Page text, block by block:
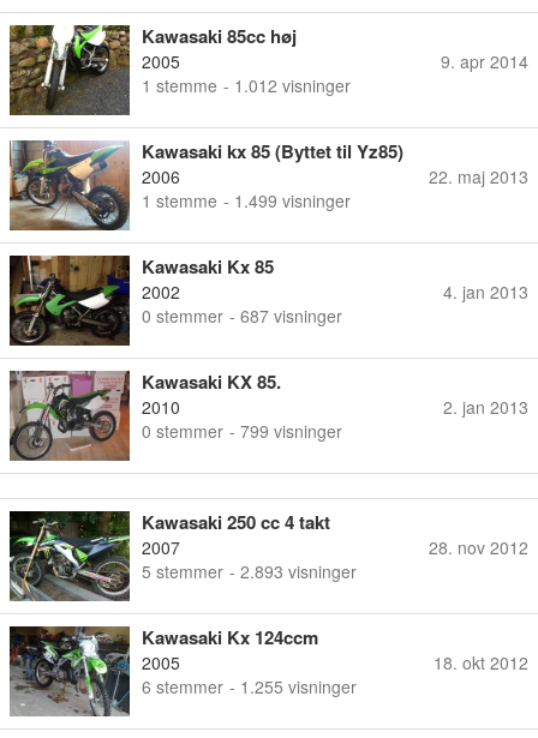
Kawasaki 85cc høj
2005
1 stemme - 1.012 visninger
9. apr 2014
Kawasaki kx 85 (Byttet til Yz85)
2006
1 stemme - 1.499 visninger
22. maj 2013
Kawasaki Kx 85
2002
0 stemmer - 687 visninger
4. jan 2013
Kawasaki KX 85.
2010
0 stemmer - 799 visninger
2. jan 2013
Kawasaki 250 cc 4 takt
2007
5 stemmer - 2.893 visninger
28. nov 2012
Kawasaki Kx 124ccm
2005
6 stemmer - 1.255 visninger
18. okt 2012